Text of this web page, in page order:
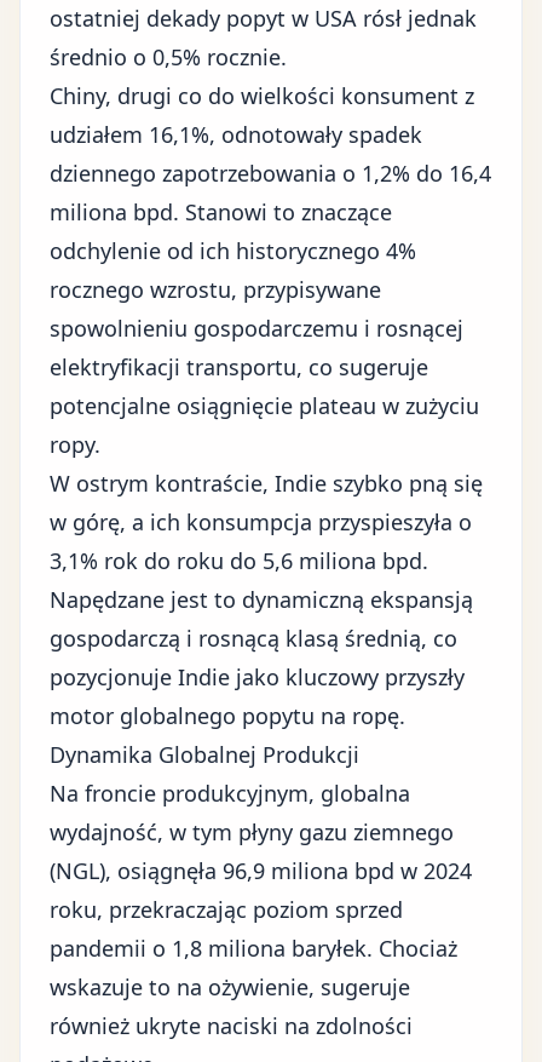
ostatniej dekady popyt w USA rósł jednak
średnio o 0,5% rocznie.
Chiny, drugi co do wielkości konsument z
udziałem 16,1%, odnotowały spadek
dziennego zapotrzebowania o 1,2% do 16,4
miliona bpd. Stanowi to znaczące
odchylenie od ich historycznego 4%
rocznego wzrostu, przypisywane
spowolnieniu gospodarczemu i rosnącej
elektryfikacji transportu, co sugeruje
potencjalne osiągnięcie plateau w zużyciu
ropy.
W ostrym kontraście, Indie szybko pną się
w górę, a ich konsumpcja przyspieszyła o
3,1% rok do roku do 5,6 miliona bpd.
Napędzane jest to dynamiczną ekspansją
gospodarczą i rosnącą klasą średnią, co
pozycjonuje Indie jako kluczowy przyszły
motor globalnego popytu na ropę.
Dynamika Globalnej Produkcji
Na froncie produkcyjnym, globalna
wydajność, w tym płyny gazu ziemnego
(NGL), osiągnęła 96,9 miliona bpd w 2024
roku, przekraczając poziom sprzed
pandemii o 1,8 miliona baryłek. Chociaż
wskazuje to na ożywienie, sugeruje
również ukryte naciski na zdolności